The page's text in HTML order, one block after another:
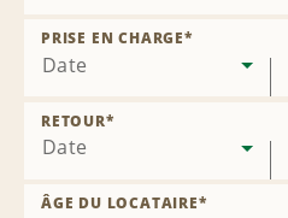
Date
PRISE EN CHARGE*
Date
RETOUR*
ÂGE DU LOCATAIRE*